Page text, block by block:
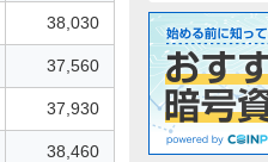
38,030
37,560
37,930
38,460